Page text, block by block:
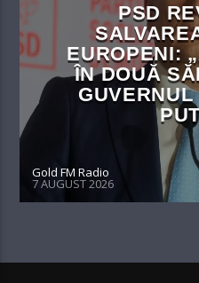
PSD
EUROPENI:
ÎN DOUĂ
Gold FM Radio
7 AUGUST 2026